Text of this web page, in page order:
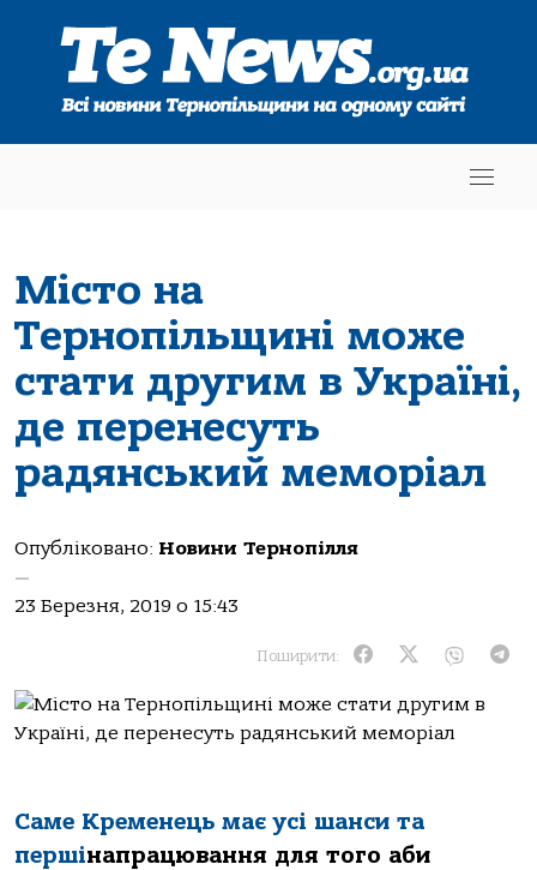
Місто на
Тернопільщині може
стати другим в Україні,
де перенесуть
радянський меморіал
Опубліковано: Новини Тернопілля
—
23 Березня, 2019 о 15:43
Поширити:
Саме Кременець має усі шанси та
першінапрацювання для того аби